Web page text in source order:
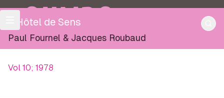
OULIPO
L'Hôtel de Sens
Paul Fournel & Jacques Roubaud
Vol 10; 1978